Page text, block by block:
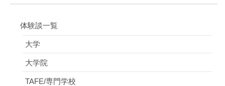
体験談一覧
大学
大学院
TAFE/専門学校